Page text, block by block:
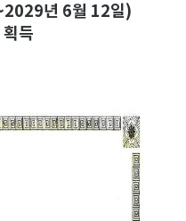
년 6월 12일)
득